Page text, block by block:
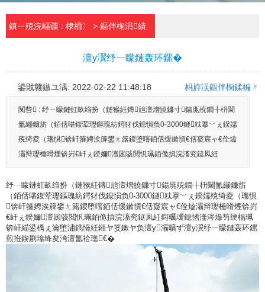
鎮ㄧ殑浣嶇疆 : 棣栭〉 > 鏂伴椈涓績
澶у瀷纾ㄧ矇鏈轰环鏍�
鍙戝竷鏃ユ湡: 2022-02-22 11:48:18 杩斿洖鏂伴椈鍒楄〃
闃呰 : 纾ㄧ矇鏈虹畝绉扮（鏈猴紝鏄兘澶熷皢鐮寸鍚庣殑鐗╂枡閫
氳繃鐮旂（銆佸啿鍑荤瓑鏂瑰紡鍔犲伐鎴愪负0-3000鐩粏搴﹀ぇ鍨嬬
殑绮夌（璁惧锛屽箍娉涘簲鐢ㄤ簬鍐堕噾銆佸缓鏉愩€佸寲宸ャ€佺熆
灞辩瓑棰嗗煙锛岃€屽ぇ鍨嬭澶囦骇閲忛珮銆佹搷浣滀究鎹凤紝
纾ㄧ矇鏈虹畝绉扮（鏈猴紝鏄兘澶熷皢鐮寸鍚庣殑鐗╂枡閫氳繃鐮旂
（銆佸啿鍑荤瓑鏂瑰紡鍔犲伐鎴愪负0-3000鐩粏搴﹀ぇ鍨嬬殑绮夌（璁惧
锛屽箍娉涘簲鐢ㄤ簬鍐堕噾銆佸缓鏉愩€佸寲宸ャ€佺熆灞辩瓑棰嗗煙锛岃
€屽ぇ鍨嬭澶囦骇閲忛珮銆佹搷浣滀究鎹凤紝鎶曞叆鎴愭湰涔熶笉绠楅珮
锛屽緢鍙楀ぇ瀹堕潚鐫愶紝鎺ヤ笅鏉ヤ负澶у灞曠ず澶у瀷纾ㄧ矇鏈轰环鏍
煎拰鍥剧墖绛夋洿澶氳祫璁€�